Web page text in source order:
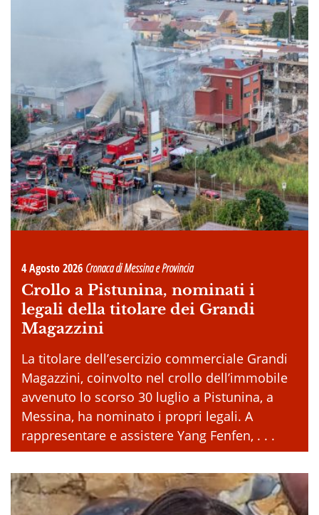
4 Agosto 2026 Cronaca di Messina e Provincia
Crollo a Pistunina, nominati i
legali della titolare dei Grandi
Magazzini
La titolare dell’esercizio commerciale Grandi
Magazzini, coinvolto nel crollo dell’immobile
avvenuto lo scorso 30 luglio a Pistunina, a
Messina, ha nominato i propri legali. A
rappresentare e assistere Yang Fenfen, . . .